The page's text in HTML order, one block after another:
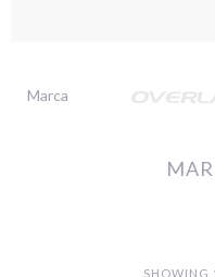
Marca
SHOWING